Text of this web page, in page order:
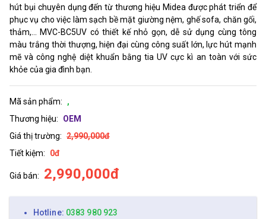
hút bụi chuyên dụng đến từ thương hiệu Midea được phát triển để
phục vụ cho việc làm sạch bề mặt giường nệm, ghế sofa, chăn gối,
thảm,... MVC-BC5UV có thiết kế nhỏ gọn, dễ sử dụng cùng tông
màu trắng thời thượng, hiện đại cùng công suất lớn, lực hút mạnh
mẽ và công nghệ diệt khuẩn bằng tia UV cực kì an toàn với sức
khỏe của gia đình bạn.
Mã sản phẩm:
,
Thương hiệu:
OEM
Giá thị trường: 2,990,000đ
Tiết kiệm:
0đ
Giá bán: 2,990,000đ
Hotline: 0383 980 923